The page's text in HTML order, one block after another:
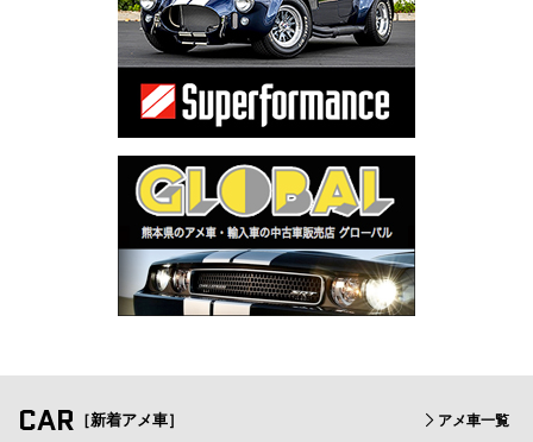
CAR ［新着アメ車］ アメ車一覧